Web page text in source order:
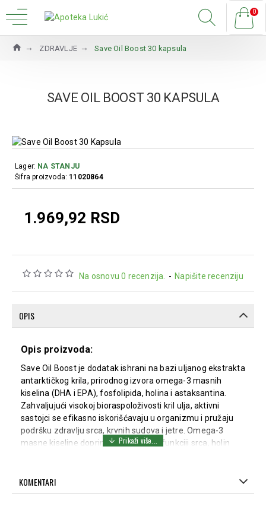
0
ZDRAVLJE Save Oil Boost 30 kapsula
SAVE OIL BOOST 30 KAPSULA
Na osnovu 0 recenzija. - Napišite recenziju
1.969,92 RSD
Lager: NA STANJU
Šifra proizvoda: 11020864
OPIS
Opis proizvoda:
Save Oil Boost je dodatak ishrani na bazi uljanog ekstrakta
antarktičkog krila, prirodnog izvora omega-3 masnih
kiselina (DHA i EPA), fosfolipida, holina i astaksantina.
Zahvaljujući visokoj bioraspoloživosti kril ulja, aktivni
sastojci se efikasno iskorišćavaju u organizmu i pružaju
podršku zdravlju srca, krvnih sudova i jetre. Omega-3
masne kiseline doprinose normalnoj funkciji srca, holin
ćelijama. Preparat je namenjen osobama koje žele da
unaprede unos omega-3 masnih kiselina i podrže
KOMENTARI